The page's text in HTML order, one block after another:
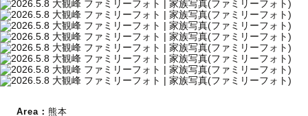
Area： 熊本